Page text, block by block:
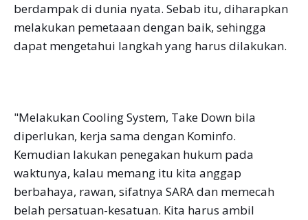
berdampak di dunia nyata. Sebab itu, diharapkan
melakukan pemetaaan dengan baik, sehingga
dapat mengetahui langkah yang harus dilakukan.
"Melakukan Cooling System, Take Down bila
diperlukan, kerja sama dengan Kominfo.
Kemudian lakukan penegakan hukum pada
waktunya, kalau memang itu kita anggap
berbahaya, rawan, sifatnya SARA dan memecah
belah persatuan-kesatuan. Kita harus ambil